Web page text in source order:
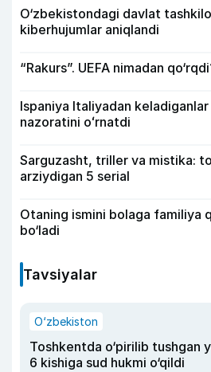
O‘zbekistondagi davlat
kiberhujumlar aniqlandi
“Rakurs”. UEFA nimadan
Ispaniya Italiyadan
nazoratini oʻrnatdi
Sarguzasht, triller va mistika:
arziydigan 5 serial
Otaning ismini bolaga familiya
bo‘ladi
Tavsiyalar
O‘zbekiston
Toshkentda o‘pirilib tushgan
6 kishiga sud hukmi o‘qildi